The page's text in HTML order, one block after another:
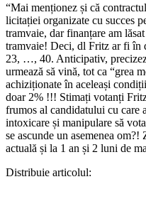
“Mai menționez și că
licitației organizate cu succes
tramvaie, dar finanțare am
tramvaie! Deci, dl Fritz ar fi în
23, …, 40. Anticipativ,
urmează să vină, tot ca “grea
achiziționate în aceleași
doar 2% !!! Stimați votanți
frumos al candidatului cu care
intoxicare și manipulare să
se ascunde un asemenea
actuală și la 1 an și 2 luni de
Distribuie articolul: